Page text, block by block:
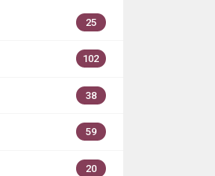
25
102
38
59
20